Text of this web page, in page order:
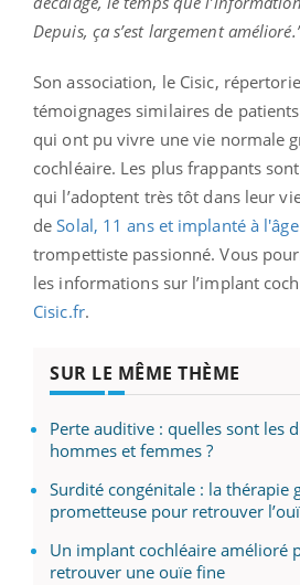
Depuis, ça s’est largement
Son association, le Cisic,
témoignages similaires de
qui ont pu vivre une vie normale
cochléaire. Les plus frappants
qui l’adoptent très tôt dans leur
deSolal, 11 ans et implanté à
trompettiste passionné. Vous
les informations sur l’implant
Cisic.fr.
SUR LE MÊME THÈME
Perte auditive : quelles sont les
hommes et femmes ?
Surdité congénitale : la thérapie
prometteuse pour retrouver
Un implant cochléaire amélioré
retrouver une ouïe fine